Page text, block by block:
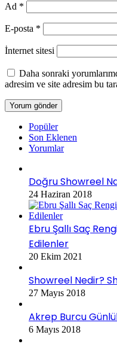
Ad *
E-posta *
İnternet sitesi
Daha sonraki
adresim ve site adresim bu
Popüler
Son Eklenen
Yorumlar
Doğru Showreel
24 Haziran 2018
Ebru Şallı Saç
Edilenler
20 Ekim 2021
Showreel Nedir?
27 Mayıs 2018
Akrep Burcu
6 Mayıs 2018